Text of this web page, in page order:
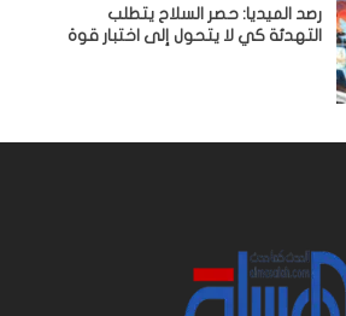
رصد الميديا: حصر السلاح يتطلب
التهدئة كي لا يتحول إلى اختبار قوة